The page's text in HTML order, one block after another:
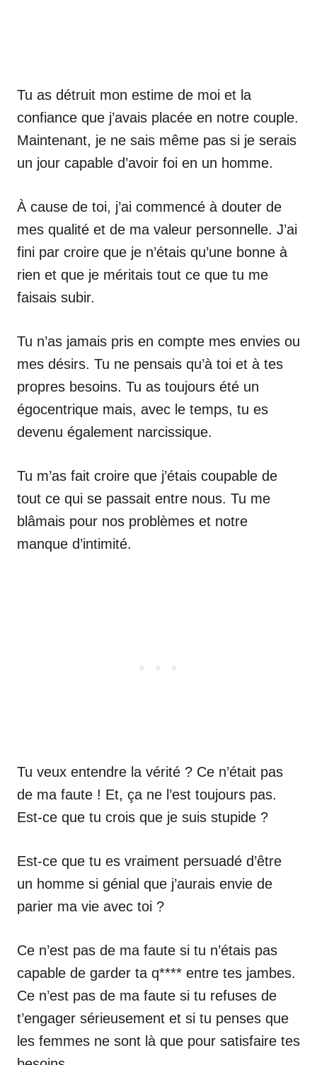
Tu as détruit mon estime de moi et la
confiance que j’avais placée en notre couple.
Maintenant, je ne sais même pas si je serais
un jour capable d’avoir foi en un homme.
À cause de toi, j’ai commencé à douter de
mes qualité et de ma valeur personnelle. J’ai
fini par croire que je n’étais qu’une bonne à
rien et que je méritais tout ce que tu me
faisais subir.
Tu n’as jamais pris en compte mes envies ou
mes désirs. Tu ne pensais qu’à toi et à tes
propres besoins. Tu as toujours été un
égocentrique mais, avec le temps, tu es
devenu également narcissique.
Tu m’as fait croire que j’étais coupable de
tout ce qui se passait entre nous. Tu me
blâmais pour nos problèmes et notre
manque d’intimité.
Tu veux entendre la vérité ? Ce n’était pas
de ma faute ! Et, ça ne l’est toujours pas.
Est-ce que tu crois que je suis stupide ?
Est-ce que tu es vraiment persuadé d’être
un homme si génial que j’aurais envie de
parier ma vie avec toi ?
Ce n’est pas de ma faute si tu n’étais pas
capable de garder ta q**** entre tes jambes.
Ce n’est pas de ma faute si tu refuses de
t’engager sérieusement et si tu penses que
les femmes ne sont là que pour satisfaire tes